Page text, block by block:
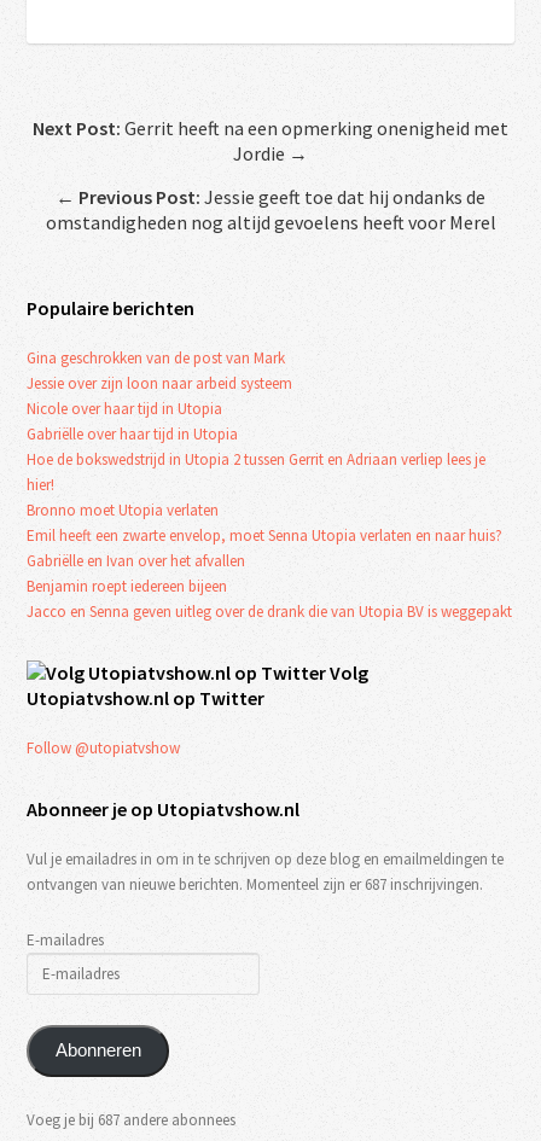
Next Post: Gerrit heeft na een opmerking onenigheid met
Jordie →
← Previous Post: Jessie geeft toe dat hij ondanks de
omstandigheden nog altijd gevoelens heeft voor Merel
Populaire berichten
Gina geschrokken van de post van Mark
Jessie over zijn loon naar arbeid systeem
Nicole over haar tijd in Utopia
Gabriëlle over haar tijd in Utopia
Hoe de bokswedstrijd in Utopia 2 tussen Gerrit en Adriaan verliep lees je
hier!
Bronno moet Utopia verlaten
Emil heeft een zwarte envelop, moet Senna Utopia verlaten en naar huis?
Gabriëlle en Ivan over het afvallen
Benjamin roept iedereen bijeen
Jacco en Senna geven uitleg over de drank die van Utopia BV is weggepakt
Volg
Utopiatvshow.nl op Twitter
Follow @utopiatvshow
Abonneer je op Utopiatvshow.nl
Vul je emailadres in om in te schrijven op deze blog en emailmeldingen te
ontvangen van nieuwe berichten. Momenteel zijn er 687 inschrijvingen.
E-mailadres
Abonneren
Voeg je bij 687 andere abonnees